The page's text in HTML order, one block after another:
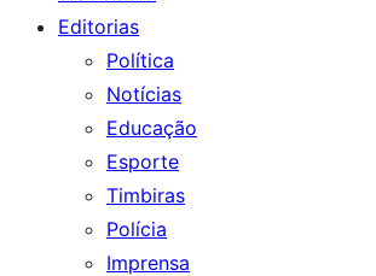
Editorias
Política
Notícias
Educação
Esporte
Timbiras
Polícia
Imprensa